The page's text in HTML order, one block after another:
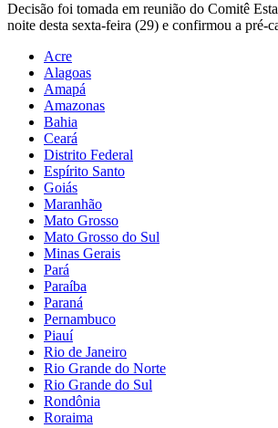
Decisão foi tomada em reunião do Comitê
noite desta sexta-feira (29) e confirmou a pré-
Acre
Alagoas
Amapá
Amazonas
Bahia
Ceará
Distrito Federal
Espírito Santo
Goiás
Maranhão
Mato Grosso
Mato Grosso do Sul
Minas Gerais
Pará
Paraíba
Paraná
Pernambuco
Piauí
Rio de Janeiro
Rio Grande do Norte
Rio Grande do Sul
Rondônia
Roraima